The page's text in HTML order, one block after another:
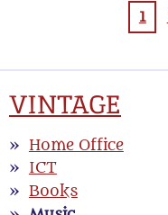
1
VINTAGE
Home Office
ICT
Books